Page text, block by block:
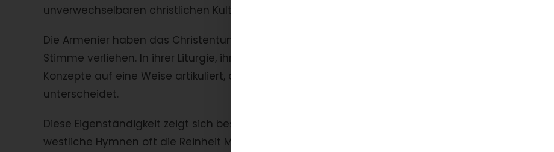
unverwechselbaren christlichen Kultur.
Die Armenier haben das Christentum nicht einfach übernommen, sondern ihm eine eigene
Stimme verliehen. In ihrer Liturgie, ihrer Hymnographie und ihrer Kunst haben sie theologische
Konzepte auf eine Weise artikuliert, die sich von der byzantinischen oder lateinischen Tradition
unterscheidet.
Diese Eigenständigkeit zeigt sich besonders in den Scharakans zur Verkündigung. Während
westliche Hymnen oft die Reinheit Mariens und ihre Rolle als neue Eva betonen, rücken